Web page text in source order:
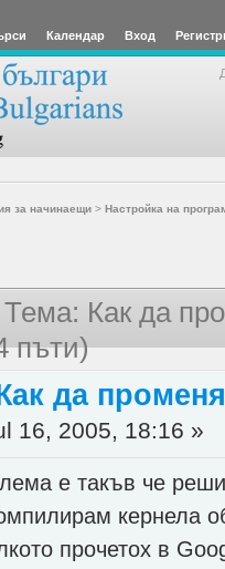
Календар Вход
за начинаещи> Настройка на
Тема: Как да
пъти)
да
16, 2005, 18:16 »
е такъв че
кернела
прочетох в